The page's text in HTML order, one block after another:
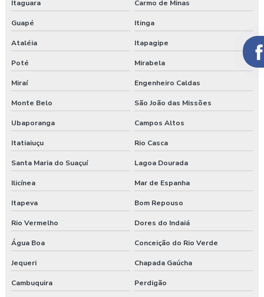
Itaguara Carmo de Minas
Guapé Itinga
Ataléia Itapagipe
Poté Mirabela
Miraí Engenheiro Caldas
Monte Belo São João das Missões
Ubaporanga Campos Altos
Itatiaiuçu Rio Casca
Santa Maria do Suaçuí Lagoa Dourada
Ilicínea Mar de Espanha
Itapeva Bom Repouso
Rio Vermelho Dores do Indaiá
Água Boa Conceição do Rio Verde
Jequeri Chapada Gaúcha
Cambuquira Perdigão